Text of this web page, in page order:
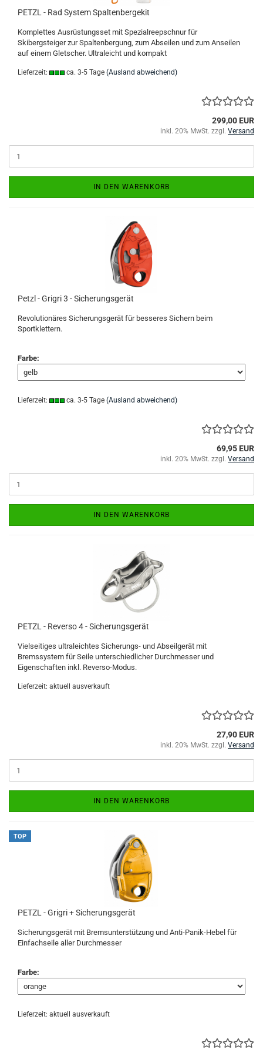
PETZL - Rad System Spaltenbergekit
Komplettes Ausrüstungsset mit Spezialreepschnur für
Skibergsteiger zur Spaltenbergung, zum Abseilen und zum Anseilen
auf einem Gletscher. Ultraleicht und kompakt
Lieferzeit: ca. 3-5 Tage (Ausland abweichend)
299,00 EUR
inkl. 20% MwSt. zzgl. Versand
IN DEN WARENKORB
Petzl - Grigri 3 - Sicherungsgerät
Revolutionäres Sicherungsgerät für besseres Sichern beim
Sportklettern.
Farbe:
Lieferzeit: ca. 3-5 Tage (Ausland abweichend)
69,95 EUR
inkl. 20% MwSt. zzgl. Versand
IN DEN WARENKORB
PETZL - Reverso 4 - Sicherungsgerät
Vielseitiges ultraleichtes Sicherungs- und Abseilgerät mit
Bremssystem für Seile unterschiedlicher Durchmesser und
Eigenschaften inkl. Reverso-Modus.
Lieferzeit: aktuell ausverkauft
27,90 EUR
inkl. 20% MwSt. zzgl. Versand
IN DEN WARENKORB
TOP
PETZL - Grigri + Sicherungsgerät
Sicherungsgerät mit Bremsunterstützung und Anti-Panik-Hebel für
Einfachseile aller Durchmesser
Farbe:
Lieferzeit: aktuell ausverkauft